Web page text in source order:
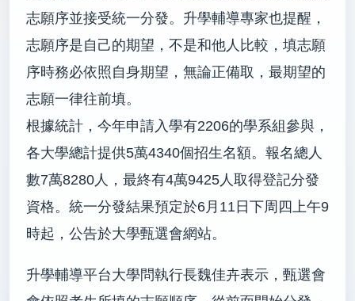
志願序並接受統一分發。升學輔導專家也提醒，
志願序是自己的期望，不是和他人比較，填志願
序時務必依照自身期望，無論正備取，最期望的
志願一律往前填。
根據統計，今年申請入學有2206的學系組參與，
各大學總計提供5萬4340個招生名額。報名總人
數7萬8280人，最終有4萬9425人取得登記分發
資格。統一分發結果預定於6月11日下周四上午9
時起，公告於大學甄選會網站。
升學輔導平台大學問執行長魏佳卉表示，甄選會